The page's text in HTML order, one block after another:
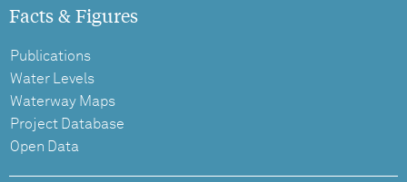
Facts & Figures
Publications
Water Levels
Waterway Maps
Project Database
Open Data